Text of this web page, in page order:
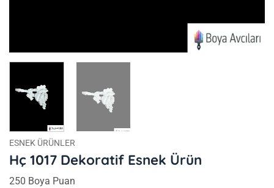
ESNEK ÜRÜNLER
Hç 1017 Dekoratif Esnek Ürün
250 Boya Puan